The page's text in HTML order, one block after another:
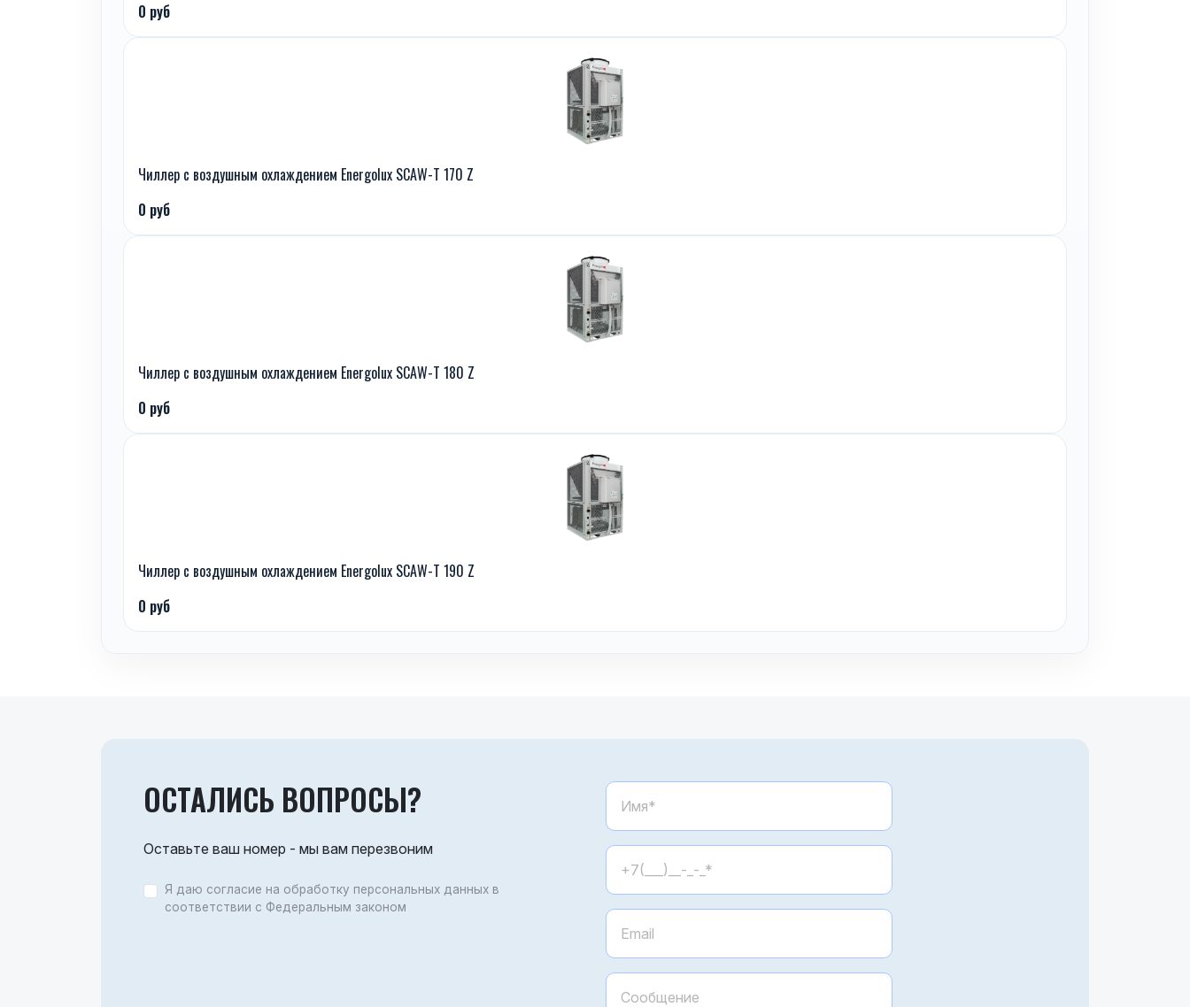
0 руб
Чиллер с воздушным охлаждением Energolux SCAW-T 170 Z
0 руб
Чиллер с воздушным охлаждением Energolux SCAW-T 180 Z
0 руб
Чиллер с воздушным охлаждением Energolux SCAW-T 190 Z
0 руб
ОСТАЛИСЬ ВОПРОСЫ?
Оставьте ваш номер - мы вам перезвоним
Я даю согласие на обработку персональных данных в
соответствии с Федеральным законом